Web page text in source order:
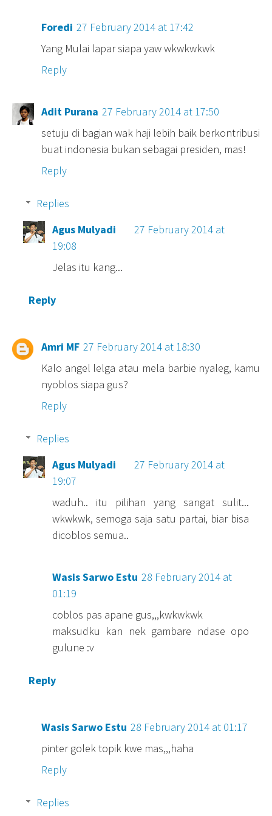
Foredi 27 February 2014 at 17:42
Yang Mulai lapar siapa yaw wkwkwkwk
Reply
Adit Purana 27 February 2014 at 17:50
setuju di bagian wak haji lebih baik berkontribusi
buat indonesia bukan sebagai presiden, mas!
Reply
Replies
Agus Mulyadi
27 February 2014 at
19:08
Jelas itu kang...
Reply
Amri MF 27 February 2014 at 18:30
Kalo angel lelga atau mela barbie nyaleg, kamu
nyoblos siapa gus?
Reply
Replies
Agus Mulyadi
27 February 2014 at
19:07
waduh.. itu pilihan yang sangat sulit...
wkwkwk, semoga saja satu partai, biar bisa
dicoblos semua..
Wasis Sarwo Estu 28 February 2014 at
01:19
coblos pas apane gus,,,kwkwkwk
maksudku kan nek gambare ndase opo
gulune :v
Reply
Wasis Sarwo Estu 28 February 2014 at 01:17
pinter golek topik kwe mas,,,haha
Reply
Replies